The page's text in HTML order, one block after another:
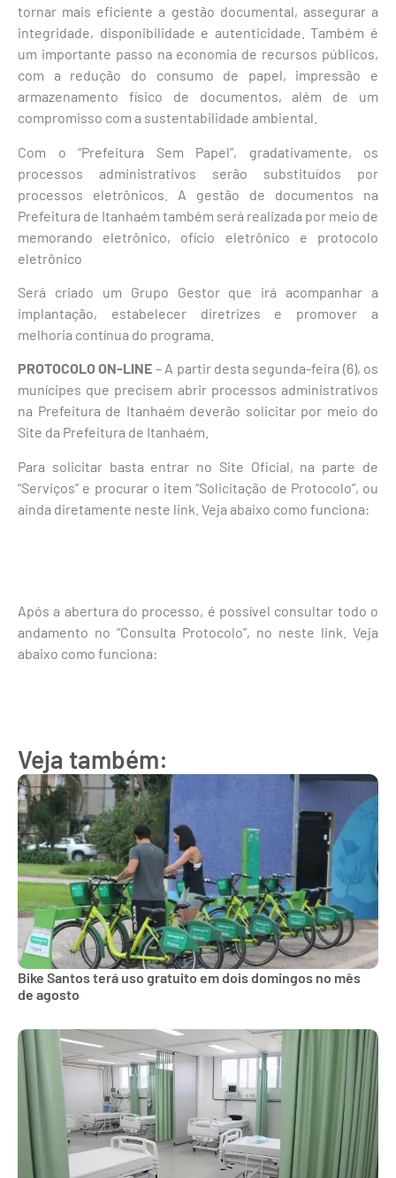
tornar mais eficiente a gestão documental, assegurar a
integridade, disponibilidade e autenticidade. Também é
um importante passo na economia de recursos públicos,
com a redução do consumo de papel, impressão e
armazenamento físico de documentos, além de um
compromisso com a sustentabilidade ambiental.
Com o “Prefeitura Sem Papel”, gradativamente, os
processos administrativos serão substituídos por
processos eletrônicos. A gestão de documentos na
Prefeitura de Itanhaém também será realizada por meio de
memorando eletrônico, ofício eletrônico e protocolo
eletrônico
Será criado um Grupo Gestor que irá acompanhar a
implantação, estabelecer diretrizes e promover a
melhoria contínua do programa.
PROTOCOLO ON-LINE – A partir desta segunda-feira (6), os
munícipes que precisem abrir processos administrativos
na Prefeitura de Itanhaém deverão solicitar por meio do
Site da Prefeitura de Itanhaém.
Para solicitar basta entrar no Site Oficial, na parte de
“Serviços” e procurar o item “Solicitação de Protocolo”, ou
ainda diretamente neste link. Veja abaixo como funciona:
Após a abertura do processo, é possível consultar todo o
andamento no “Consulta Protocolo”, no neste link. Veja
abaixo como funciona:
Veja também:
Bike Santos terá uso gratuito em dois domingos no mês
de agosto